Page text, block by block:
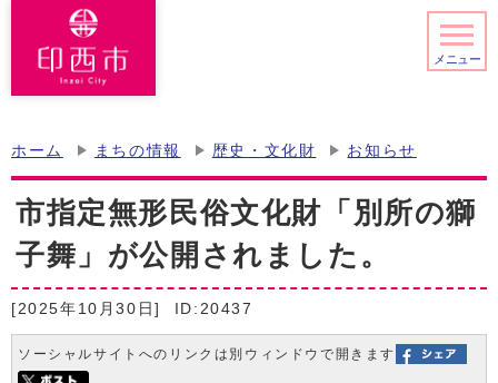
メニュー
ホーム まちの情報 歴史・文化財 お知らせ
市指定無形民俗文化財「別所の獅
子舞」が公開されました。
[2025年10月30日] ID:20437
ソーシャルサイトへのリンクは別ウィンドウで開きます